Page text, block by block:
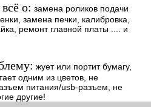
о: замена роликов подачи
замена печки, калибровка,
ремонт главной платы .... и
жует или портит бумагу,
одним из цветов, не
питания/usb-разъем, не
другие!